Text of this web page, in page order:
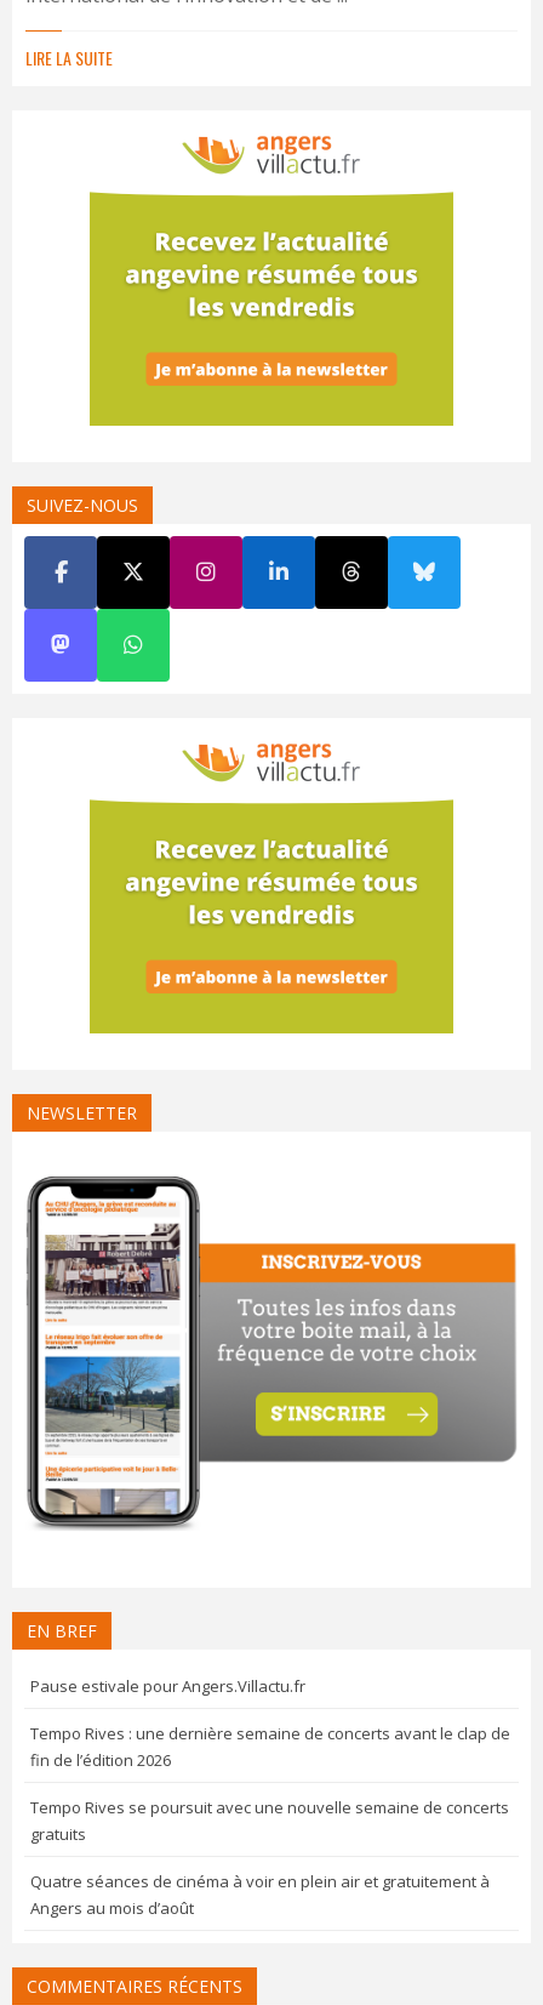
LIRE LA SUITE
SUIVEZ-NOUS
NEWSLETTER
EN BREF
Pause estivale pour Angers.Villactu.fr
Tempo Rives : une dernière semaine de concerts avant le clap de
fin de l’édition 2026
Tempo Rives se poursuit avec une nouvelle semaine de concerts
gratuits
Quatre séances de cinéma à voir en plein air et gratuitement à
Angers au mois d’août
COMMENTAIRES RÉCENTS